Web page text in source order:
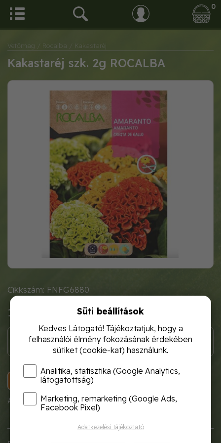
0
Vetőmag / Rocalba / Kakastaréj
Kakastaréj szk. 2g ROCALBA
Cikkszám: FNFG6880
1 120 Ft
KOSÁRBA
A termék átmenetileg nem rendelhető!
Süti beállítások
Kedves Látogató! Tájékoztatjuk, hogy a
felhasználói élmény fokozásának érdekében
sütiket (cookie-kat) használunk.
Analitika, statisztika (Google Analytics,
látogatottság)
Marketing, remarketing (Google Ads,
Facebook Pixel)
Adatkezelési tájékoztató